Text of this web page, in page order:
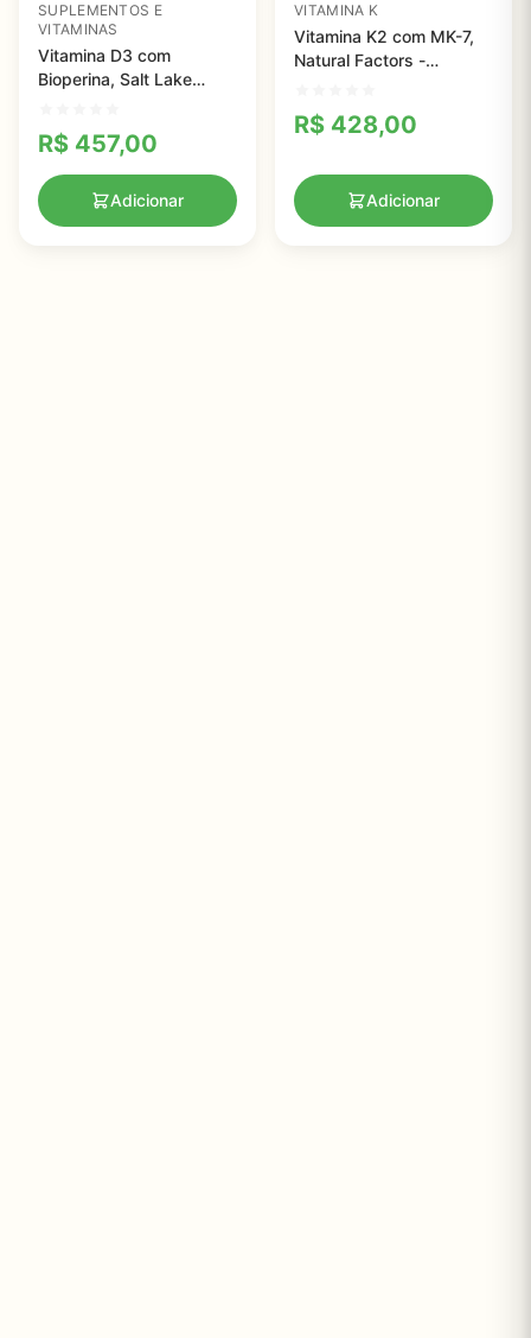
SUPLEMENTOS E
VITAMINAS
Vitamina D3 com
Bioperina, Salt Lake
R$ 457,00
Adicionar
VITAMINA K
Vitamina K2 com MK-7,
Natural Factors -
R$ 428,00
Adicionar